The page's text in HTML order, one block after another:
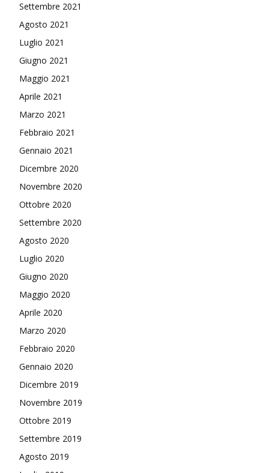
Settembre 2021
Agosto 2021
Luglio 2021
Giugno 2021
Maggio 2021
Aprile 2021
Marzo 2021
Febbraio 2021
Gennaio 2021
Dicembre 2020
Novembre 2020
Ottobre 2020
Settembre 2020
Agosto 2020
Luglio 2020
Giugno 2020
Maggio 2020
Aprile 2020
Marzo 2020
Febbraio 2020
Gennaio 2020
Dicembre 2019
Novembre 2019
Ottobre 2019
Settembre 2019
Agosto 2019